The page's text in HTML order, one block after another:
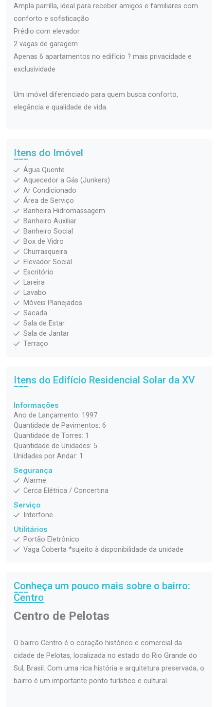
Ampla parrilla, ideal para receber amigos e familiares com
conforto e sofisticação
Prédio com elevador
2 vagas de garagem
Apenas 6 apartamentos no edifício ? mais privacidade e
exclusividade
Um imóvel diferenciado para quem busca conforto,
elegância e qualidade de vida.
Itens do Imóvel
Água Quente
Aquecedor a Gás (Junkers)
Ar Condicionado
Área de Serviço
Banheira Hidromassagem
Banheiro Auxiliar
Banheiro Social
Box de Vidro
Churrasqueira
Elevador Social
Escritório
Lareira
Lavabo
Móveis Planejados
Sacada
Sala de Estar
Sala de Jantar
Terraço
Itens do Edifício Residencial Solar da XV
Informações
Ano de Lançamento: 1997
Quantidade de Pavimentos: 6
Quantidade de Torres: 1
Quantidade de Unidades: 5
Unidades por Andar: 1
Segurança
Alarme
Cerca Elétrica / Concertina
Serviço
Interfone
Utilitários
Portão Eletrônico
Vaga Coberta *sujeito à disponibilidade da unidade
Conheça um pouco mais sobre o bairro:
Centro
Centro de Pelotas
O bairro Centro é o coração histórico e comercial da
cidade de Pelotas, localizada no estado do Rio Grande do
Sul, Brasil. Com uma rica história e arquitetura preservada, o
bairro é um importante ponto turístico e cultural.